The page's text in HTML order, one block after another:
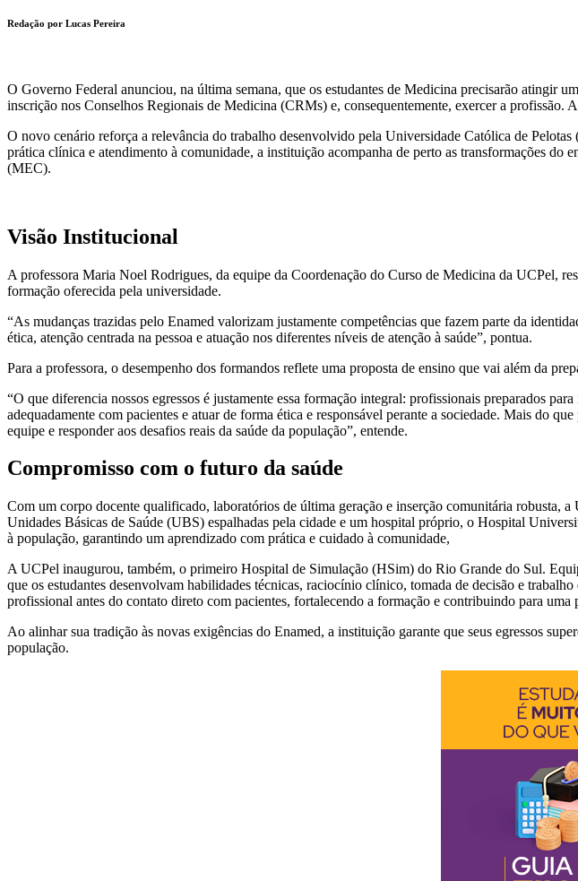
Redação por Lucas Pereira
O Governo Federal anunciou, na última semana, que os estudantes de Medicina precisarão atingir
inscrição nos Conselhos Regionais de Medicina (CRMs) e, consequentemente, exercer a
O novo cenário reforça a relevância do trabalho desenvolvido pela Universidade Católica de
prática clínica e atendimento à comunidade, a instituição acompanha de perto as transformações
(MEC).
Visão Institucional
A professora Maria Noel Rodrigues, da equipe da Coordenação do Curso de Medicina da UCPel,
formação oferecida pela universidade.
“As mudanças trazidas pelo Enamed valorizam justamente competências que fazem parte da
ética, atenção centrada na pessoa e atuação nos diferentes níveis de atenção à saúde”, pontua.
Para a professora, o desempenho dos formandos reflete uma proposta de ensino que vai além da
“O que diferencia nossos egressos é justamente essa formação integral: profissionais preparados
adequadamente com pacientes e atuar de forma ética e responsável perante a sociedade. Mais do
equipe e responder aos desafios reais da saúde da população”, entende.
Compromisso com o futuro da saúde
Com um corpo docente qualificado, laboratórios de última geração e inserção comunitária robusta,
Unidades Básicas de Saúde (UBS) espalhadas pela cidade e um hospital próprio, o Hospital
à população, garantindo um aprendizado com prática e cuidado à comunidade,
A UCPel inaugurou, também, o primeiro Hospital de Simulação (HSim) do Rio Grande do Sul.
que os estudantes desenvolvam habilidades técnicas, raciocínio clínico, tomada de decisão e
profissional antes do contato direto com pacientes, fortalecendo a formação e contribuindo para uma
Ao alinhar sua tradição às novas exigências do Enamed, a instituição garante que seus egressos
população.